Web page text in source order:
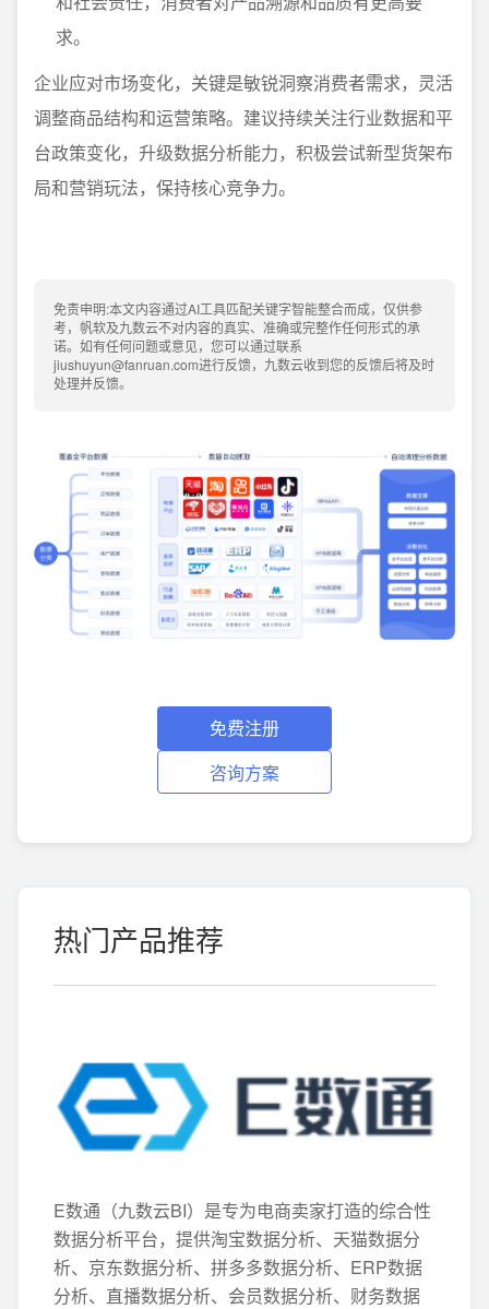
求。
企业应对市场变化，关键是敏锐洞察消费者需求，灵活
调整商品结构和运营策略。建议持续关注行业数据和平
台政策变化，升级数据分析能力，积极尝试新型货架布
局和营销玩法，保持核心竞争力。
免责申明:本文内容通过AI工具匹配关键字智能整合而成，仅供参
考，帆软及九数云不对内容的真实、准确或完整作任何形式的承
诺。如有任何问题或意见，您可以通过联系
jiushuyun@fanruan.com进行反馈，九数云收到您的反馈后将及时
处理并反馈。
免费注册
咨询方案
热门产品推荐
E数通（九数云BI）是专为电商卖家打造的综合性
数据分析平台，提供淘宝数据分析、天猫数据分
析、京东数据分析、拼多多数据分析、ERP数据
分析、直播数据分析、会员数据分析、财务数据